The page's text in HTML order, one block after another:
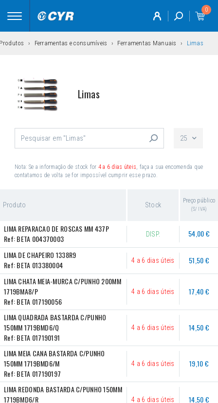
Toggle
0
Ferramentas e consumíveis Ferramentas Manuais Limas
Limas
25
Nota: Se a informação de stock for 4 a 6 dias úteis, faça a sua encomenda que
contatamos de volta se for impossível cumprir esse prazo.
Produto Stock
Preço público
(S/ IVA)
LIMA REPARACAO DE ROSCAS MM 437P
Ref:BETA 004370003 DISP. 54,00 €
LIMA DE CHAPEIRO 1338R9
Ref:BETA 013380004 4 a 6 dias úteis 51,50 €
LIMA CHATA MEIA-MURCA C/PUNHO 200MM
1719BMA8/P
Ref:BETA 017190056
4 a 6 dias úteis 17,40 €
LIMA QUADRADA BASTARDA C/PUNHO
150MM 1719BMD6/Q
Ref:BETA 017190191
4 a 6 dias úteis 14,50 €
LIMA MEIA CANA BASTARDA C/PUNHO
150MM 1719BMD6/M
Ref:BETA 017190197
4 a 6 dias úteis 19,10 €
LIMA REDONDA BASTARDA C/PUNHO 150MM
1719BMD6/R
4 a 6 dias úteis 14,50 €